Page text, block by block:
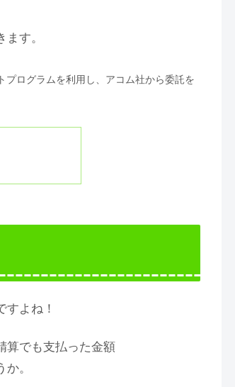
す。
ログラムを利用し、アコム社から委託を
よね！
算でも支払った金額
。